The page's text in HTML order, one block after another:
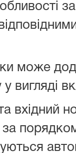
може
вигляді
вхідний